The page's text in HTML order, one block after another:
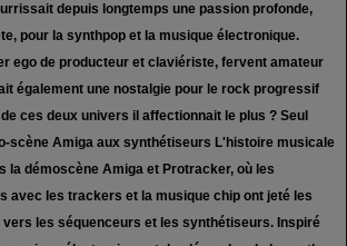
depuis longtemps une passion profonde,
pour la synthpop et la musique électronique.
ego de producteur et claviériste, fervent amateur
également une nostalgie pour le rock progressif
ces deux univers il affectionnait le plus ? Seul
scène Amiga aux synthétiseurs L'histoire musicale
la démoscène Amiga et Protracker, où les
avec les trackers et la musique chip ont jeté les
vers les séquenceurs et les synthétiseurs. Inspiré